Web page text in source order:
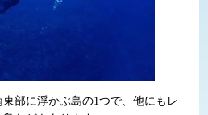
部に浮かぶ島の1つで、他にもレ